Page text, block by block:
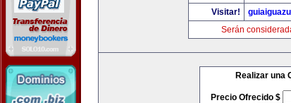
Visitar!
Serán
Realizar una
Precio Ofrecido $